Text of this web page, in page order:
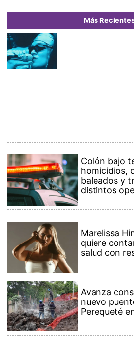
Más
Colón bajo
homicidios,
baleados y
distintos
Marelissa
quiere
salud con
Avanza
nuevo
Perequeté